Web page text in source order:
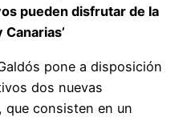
pueden disfrutar de la
Canarias’
pone a disposición
dos nuevas
que consisten en un